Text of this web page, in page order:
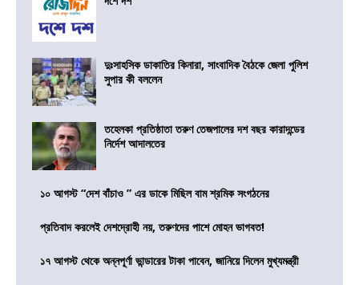
দুঃসাহসিক ডাকাতির কিনারা, সাংবাদিক বৈঠকে জেলা পুলিশ
সুপার কী বললেন
তহেলকা প্রতিষ্ঠাতা তরুণ তেজপালের দশ বছর কারাদন্ডের
নির্দেশ আদালতের
১০ আগস্ট “দেশ বাঁচাও ” এর ডাকে মিছিল বাম শ্রমিক সংগঠনের
প্রতিবাদ করলেই দেশদ্রোহী নয়, তরুণদের পাশে মোহন ভাগবত!
১৭ আগস্ট থেকে অন্নপূর্ণা ভান্ডারের টাকা পাবেন, জানিয়ে দিলেন মুখ্যমন্ত্রী